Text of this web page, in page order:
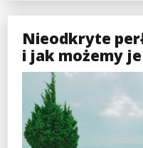
Nieodkryte
i jak możemy